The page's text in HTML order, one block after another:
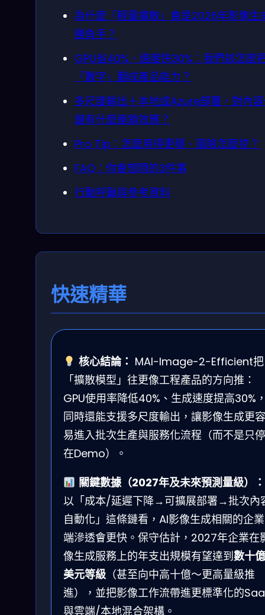
為什麼「輕量擴散」會是2026年影像生
勝負手？
GPU省40%、速度快30%：我們該怎麼
「數字」翻成產品能力？
多尺度輸出＋本地或Azure部署，對內
鏈有什麼連鎖效應？
Pro Tip：怎麼用得更穩、風險怎麼控？
FAQ：你會想問的3件事
行動呼籲與參考資料
快速精華
核心結論： MAI-Image-2-Efficient把
「擴散模型」往更像工程產品的方向推：
GPU使用率降低40%、生成速度提高30%
同時還能支援多尺度輸出，讓影像生成更容
易進入批次生產與服務化流程（而不是只停
在Demo）。
關鍵數據（2027年及未來預測量級）：
以「成本/延遲下降→可擴展部署→批次內
自動化」這條鏈看，AI影像生成相關的企業
端滲透會更快。保守估計，2027年企業在
像生成服務上的年支出規模有望達到數十億
美元等級 （甚至向中高十億～更高量級推
進），並把影像工作流帶進更標準化的
與雲端/本地混合架構。